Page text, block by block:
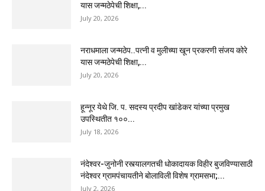
यास जन्मठेपेची शिक्षा,...
July 20, 2026
नराधमाला जन्मठेप..पत्नी व मुलीच्या खून प्रकरणी संजय कोरे
यास जन्मठेपेची शिक्षा,...
July 20, 2026
हून्नूर येथे जि. प. सदस्य प्रदीप खांडेकर यांच्या प्रमुख
उपस्थितीत १००...
July 18, 2026
नंदेश्वर-जुनोनी रस्त्यालगतची धोकादायक विहीर बुजविण्यासाठी
नंदेश्वर ग्रामपंचायतीने बोलाविली विशेष ग्रामसभा;...
July 2, 2026